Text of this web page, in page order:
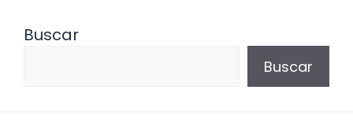
Buscar
Buscar